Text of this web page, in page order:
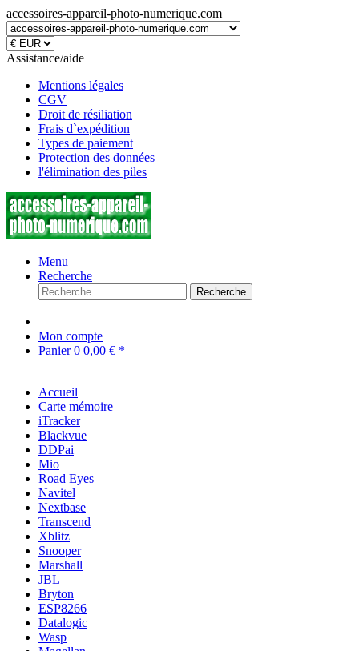
accessoires-appareil-photo-numerique.com
Assistance/aide
Mentions légales
CGV
Droit de résiliation
Frais d`expédition
Types de paiement
Protection des données
l'élimination des piles
Menu
Recherche
Recherche
Mon compte
Panier0 0,00 € *
Accueil
Carte mémoire
iTracker
Blackvue
DDPai
Mio
Road Eyes
Navitel
Nextbase
Transcend
Xblitz
Snooper
Marshall
JBL
Bryton
ESP8266
Datalogic
Wasp